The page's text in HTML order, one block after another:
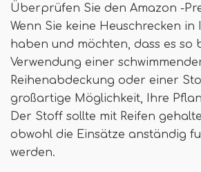
Überprüfen Sie den Amazon -
Wenn Sie keine Heuschrecken in
haben und möchten, dass es so
Verwendung einer
Reihenabdeckung oder einer
großartige Möglichkeit, Ihre
Der Stoff sollte mit Reifen
obwohl die Einsätze anständig
werden.